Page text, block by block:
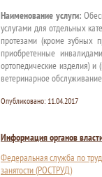
Наименование услуги:
услугами для отдельных
протезами (кроме зубных
приобретенные
ортопедические изделия)
ветеринарное
Опубликовано: 11.04.2017
Информация органов
Федеральная служба по
занятости (РОСТРУД)